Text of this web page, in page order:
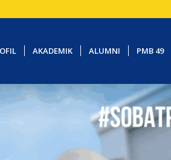
AKADEMIK ALUMNI PMB 49